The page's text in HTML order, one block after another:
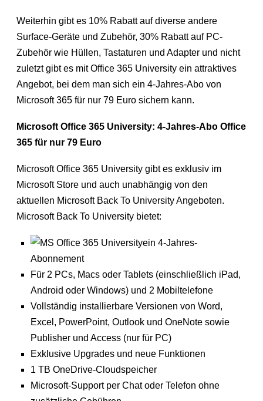
Weiterhin gibt es 10% Rabatt auf diverse andere
Surface-Geräte und Zubehör, 30% Rabatt auf PC-
Zubehör wie Hüllen, Tastaturen und Adapter und nicht
zuletzt gibt es mit Office 365 University ein attraktives
Angebot, bei dem man sich ein 4-Jahres-Abo von
Microsoft 365 für nur 79 Euro sichern kann.
Microsoft Office 365 University: 4-Jahres-Abo Office
365 für nur 79 Euro
Microsoft Office 365 University gibt es exklusiv im
Microsoft Store und auch unabhängig von den
aktuellen Microsoft Back To University Angeboten.
Microsoft Back To University bietet:
ein 4-Jahres-
Abonnement
Für 2 PCs, Macs oder Tablets (einschließlich iPad,
Android oder Windows) und 2 Mobiltelefone
Vollständig installierbare Versionen von Word,
Excel, PowerPoint, Outlook und OneNote sowie
Publisher und Access (nur für PC)
Exklusive Upgrades und neue Funktionen
1 TB OneDrive-Cloudspeicher
Microsoft-Support per Chat oder Telefon ohne